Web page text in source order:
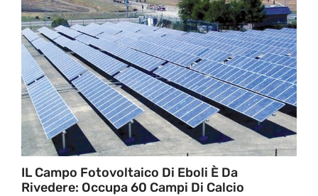
IL Campo Fotovoltaico Di Eboli È Da
Rivedere: Occupa 60 Campi Di Calcio